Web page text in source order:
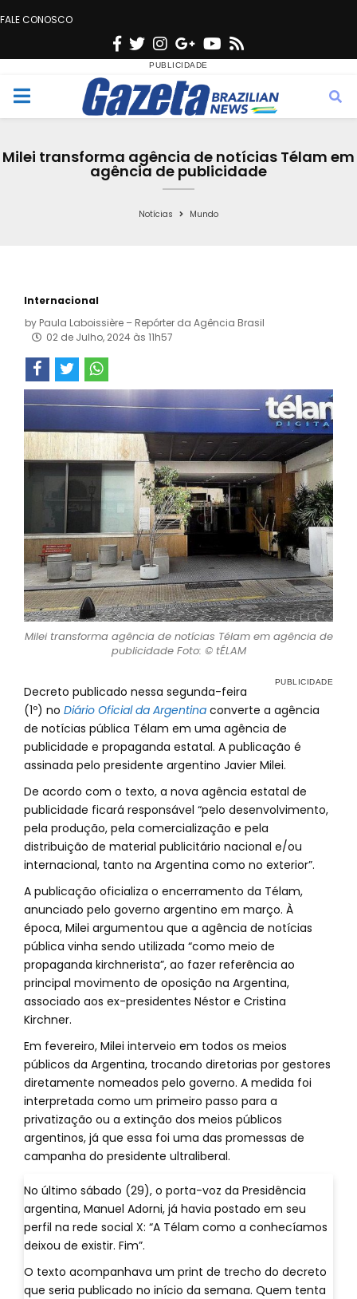
FALE CONOSCO
F
c
e
o
T
w
i
t
e
n
s
t
g
r
a
G
o
o
g
e
Y
u
t
b
s
M
Milei transforma agência de notícias Télam em
agência de publicidade
Notícias Mundo
Internacional
by Paula Laboissière – Repórter da Agência Brasil
02 de Julho, 2024 às 11h57
Milei transforma agência de notícias Télam em agência de
publicidade Foto: © tÉLAM
Decreto publicado nessa segunda-feira
(1º) no Diário Oficial da Argentina converte a agência
de notícias pública Télam em uma agência de
publicidade e propaganda estatal. A publicação é
assinada pelo presidente argentino Javier Milei.
De acordo com o texto, a nova agência estatal de
publicidade ficará responsável “pelo desenvolvimento,
pela produção, pela comercialização e pela
distribuição de material publicitário nacional e/ou
internacional, tanto na Argentina como no exterior”.
A publicação oficializa o encerramento da Télam,
anunciado pelo governo argentino em março. À
época, Milei argumentou que a agência de notícias
pública vinha sendo utilizada “como meio de
propaganda kirchnerista”, ao fazer referência ao
principal movimento de oposição na Argentina,
associado aos ex-presidentes Néstor e Cristina
Kirchner.
Em fevereiro, Milei interveio em todos os meios
públicos da Argentina, trocando diretorias por gestores
diretamente nomeados pelo governo. A medida foi
interpretada como um primeiro passo para a
privatização ou a extinção dos meios públicos
argentinos, já que essa foi uma das promessas de
campanha do presidente ultraliberal.
No último sábado (29), o porta-voz da Presidência
argentina, Manuel Adorni, já havia postado em seu
perfil na rede social X: “A Télam como a conhecíamos
deixou de existir. Fim”.
O texto acompanhava um print de trecho do decreto
que seria publicado no início da semana. Quem tenta